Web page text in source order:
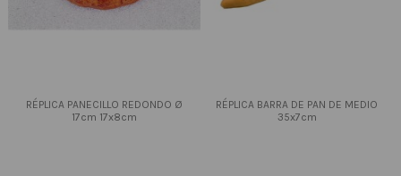
RÉPLICA PANECILLO REDONDO Ø
17cm 17x8cm
RÉPLICA BARRA DE PAN DE MEDIO
35x7cm